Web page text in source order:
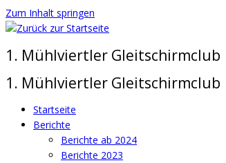
Zum Inhalt springen
1. Mühlviertler Gleitschirmclub
1. Mühlviertler Gleitschirmclub
Startseite
Berichte
Berichte ab 2024
Berichte 2023